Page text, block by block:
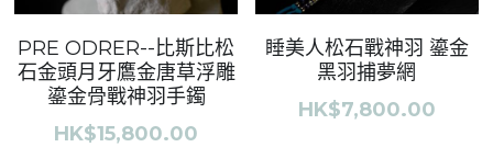
繁體中文
繁體中文
CONTACT US
PRE ODRER--比斯比松
石金頭月牙鷹金唐草浮雕
鎏金骨戰神羽手鐲
HK$15,800.00
睡美人松石戰神羽 鎏金
黑羽捕夢網
HK$7,800.00
SPECIAL ITEM FOR VIP